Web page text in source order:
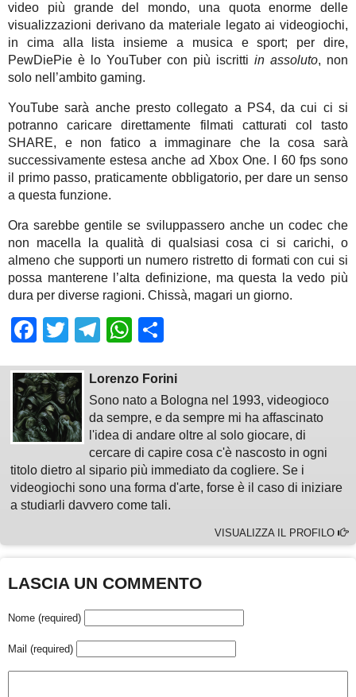
video più grande del mondo, una quota enorme delle
visualizzazioni derivano da materiale legato ai videogiochi,
in cima alla lista insieme a musica e sport; per dire,
PewDiePie è lo YouTuber con più iscritti in assoluto, non
solo nell’ambito gaming.
YouTube sarà anche presto collegato a PS4, da cui ci si
potranno caricare direttamente filmati catturati col tasto
SHARE, e non fatico a immaginare che la cosa sarà
successivamente estesa anche ad Xbox One. I 60 fps sono
il primo passo, praticamente obbligatorio, per dare un senso
a questa funzione.
Ora sarebbe gentile se sviluppassero anche un codec che
non macella la qualità di qualsiasi cosa ci si carichi, o
almeno che supporti un numero ristretto di formati con cui si
possa manterene l’alta definizione, ma questa la vedo più
dura per diverse ragioni. Chissà, magari un giorno.
Facebook
TwitterTelegram
WhatsApp
Lorenzo Forini
Sono nato a Bologna nel 1993, videogioco
da sempre, e da sempre mi ha affascinato
l'idea di andare oltre al solo giocare, di
cercare di capire cosa c'è nascosto in ogni
titolo dietro al sipario più immediato da cogliere. Se i
videogiochi sono una forma d'arte, forse è il caso di iniziare
a studiarli davvero come tali.
VISUALIZZA IL PROFILO
LASCIA UN COMMENTO
Nome (required)
Mail (required)